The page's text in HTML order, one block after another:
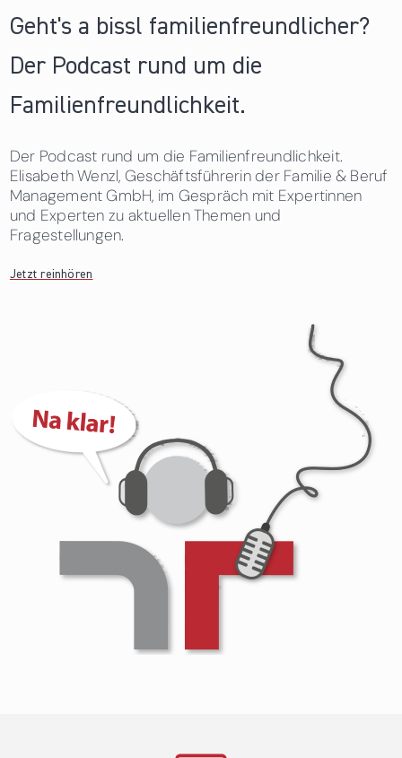
Geht's a bissl familienfreundlicher?
Der Podcast rund um die
Familienfreundlichkeit.
Der Podcast rund um die Familienfreundlichkeit.
Elisabeth Wenzl, Geschäftsführerin der Familie & Beruf
Management GmbH, im Gespräch mit Expertinnen
und Experten zu aktuellen Themen und
Fragestellungen.
Jetzt reinhören